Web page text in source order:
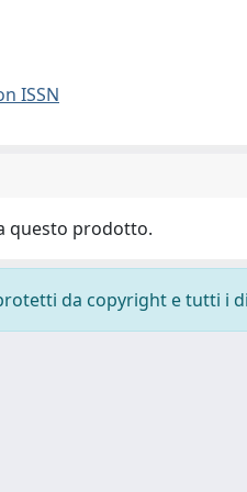
ISSN
questo prodotto.
da copyright e tutti i